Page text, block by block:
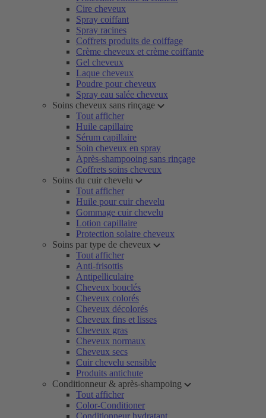
Cire cheveux
Spray coiffant
Spray racines
Coffrets produits de coiffage
Crème cheveux et crème coiffante
Gel cheveux
Laque cheveux
Poudre pour cheveux
Spray eau salée cheveux
Soins cheveux sans rinçage
Tout afficher
Huile capillaire
Sérum capillaire
Soin cheveux en spray
Après-shampooing sans rinçage
Coffrets soins cheveux
Soins du cuir chevelu
Tout afficher
Huile pour cuir chevelu
Gommage cuir chevelu
Lotion capillaire
Protection solaire cheveux
Soins par type de cheveux
Tout afficher
Anti-frisottis
Antipelliculaire
Cheveux bouclés
Cheveux colorés
Cheveux décolorés
Cheveux fins et lisses
Cheveux gras
Cheveux normaux
Cheveux secs
Cuir chevelu sensible
Produits antichute
Conditionneur & après-shampoing
Tout afficher
Color-Conditioner
Conditionneur hydratant